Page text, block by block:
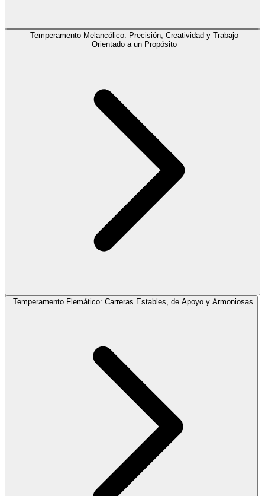
Temperamento Melancólico: Precisión, Creatividad y Trabajo
Orientado a un Propósito
Temperamento Flemático: Carreras Estables, de Apoyo y Armoniosas